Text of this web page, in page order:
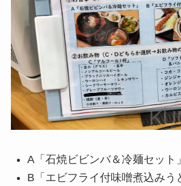
A「石焼ビビンバ＆冷麺セット」
B「エビフライ付味噌煮込みう